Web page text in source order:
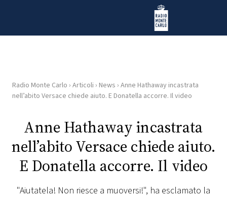
Radio Monte Carlo
HOME
RADIO
WEB
RADIO
PLAYLIST
Radio Monte Carlo › Articoli › News › Anne Hathaway incastrata
nell’abito Versace chiede aiuto. E Donatella accorre. Il video
Anne Hathaway incastrata
nell’abito Versace chiede aiuto.
E Donatella accorre. Il video
"Aiutatela! Non riesce a muoversi!", ha esclamato la